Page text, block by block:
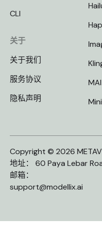
CLI
关于
关于我们
服务协议
隐私声明
Copyright © 2026
地址： 60 Paya Lebar
邮箱：
support@modellix.ai